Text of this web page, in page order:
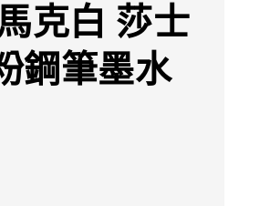
克白 莎士
鋼筆墨水